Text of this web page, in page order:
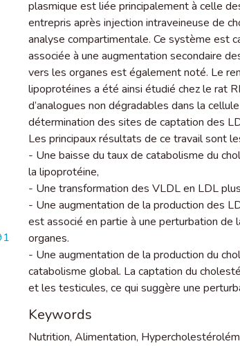
plasmique est liée principalement à celle
entrepris après injection intraveineuse de
analyse compartimentale. Ce système est
associée à une augmentation secondaire
vers les organes est également noté. Le
lipoprotéines a été ainsi étudié chez le rat
d’analogues non dégradables dans la
détermination des sites de captation des
Les principaux résultats de ce travail sont
- Une baisse du taux de catabolisme du
la lipoprotéine,
- Une transformation des VLDL en LDL
- Une augmentation de la production des
est associé en partie à une perturbation de
organes.
- Une augmentation de la production du
catabolisme global. La captation du
et les testicules, ce qui suggère une
Keywords
Nutrition, Alimentation,